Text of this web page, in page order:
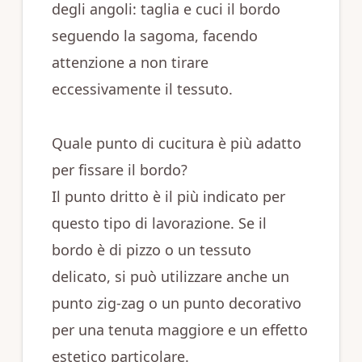
degli angoli: taglia e cuci il bordo
seguendo la sagoma, facendo
attenzione a non tirare
eccessivamente il tessuto.
Quale punto di cucitura è più adatto
per fissare il bordo?
Il punto dritto è il più indicato per
questo tipo di lavorazione. Se il
bordo è di pizzo o un tessuto
delicato, si può utilizzare anche un
punto zig-zag o un punto decorativo
per una tenuta maggiore e un effetto
estetico particolare.